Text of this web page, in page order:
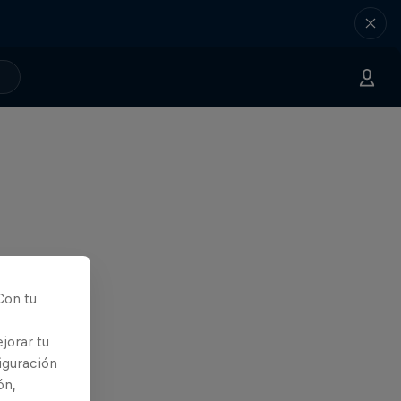
tu
tu